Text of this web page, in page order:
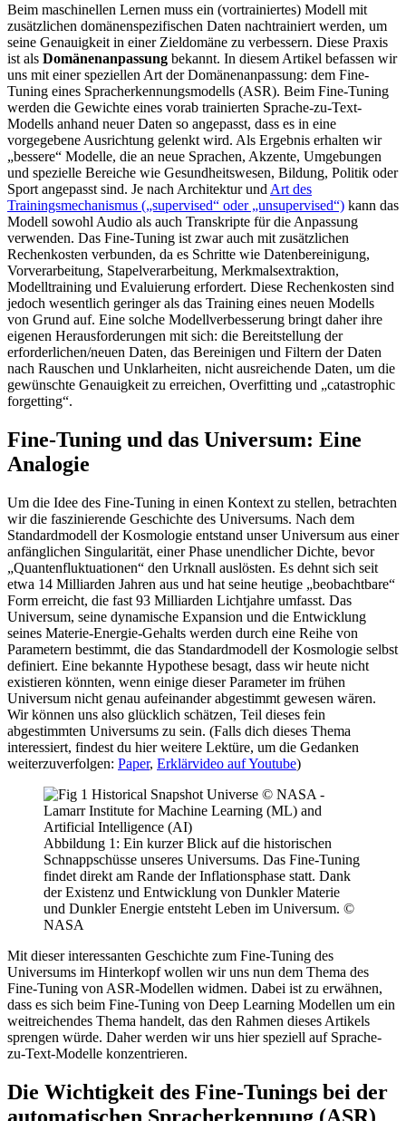
Beim maschinellen Lernen muss ein (vortrainiertes) Modell mit
zusätzlichen domänenspezifischen Daten nachtrainiert werden, um
seine Genauigkeit in einer Zieldomäne zu verbessern. Diese Praxis
ist als Domänenanpassung bekannt. In diesem Artikel befassen wir
uns mit einer speziellen Art der Domänenanpassung: dem Fine-
Tuning eines Spracherkennungsmodells (ASR). Beim Fine-Tuning
werden die Gewichte eines vorab trainierten Sprache-zu-Text-
Modells anhand neuer Daten so angepasst, dass es in eine
vorgegebene Ausrichtung gelenkt wird. Als Ergebnis erhalten wir
„bessere“ Modelle, die an neue Sprachen, Akzente, Umgebungen
und spezielle Bereiche wie Gesundheitswesen, Bildung, Politik oder
Sport angepasst sind. Je nach Architektur und Art des
Trainingsmechanismus („supervised“ oder „unsupervised“) kann das
Modell sowohl Audio als auch Transkripte für die Anpassung
verwenden. Das Fine-Tuning ist zwar auch mit zusätzlichen
Rechenkosten verbunden, da es Schritte wie Datenbereinigung,
Vorverarbeitung, Stapelverarbeitung, Merkmalsextraktion,
Modelltraining und Evaluierung erfordert. Diese Rechenkosten sind
jedoch wesentlich geringer als das Training eines neuen Modells
von Grund auf. Eine solche Modellverbesserung bringt daher ihre
eigenen Herausforderungen mit sich: die Bereitstellung der
erforderlichen/neuen Daten, das Bereinigen und Filtern der Daten
nach Rauschen und Unklarheiten, nicht ausreichende Daten, um die
gewünschte Genauigkeit zu erreichen, Overfitting und „catastrophic
forgetting“.
Fine-Tuning und das Universum: Eine
Analogie
Um die Idee des Fine-Tuning in einen Kontext zu stellen, betrachten
wir die faszinierende Geschichte des Universums. Nach dem
Standardmodell der Kosmologie entstand unser Universum aus einer
anfänglichen Singularität, einer Phase unendlicher Dichte, bevor
„Quantenfluktuationen“ den Urknall auslösten. Es dehnt sich seit
etwa 14 Milliarden Jahren aus und hat seine heutige „beobachtbare“
Form erreicht, die fast 93 Milliarden Lichtjahre umfasst. Das
Universum, seine dynamische Expansion und die Entwicklung
seines Materie-Energie-Gehalts werden durch eine Reihe von
Parametern bestimmt, die das Standardmodell der Kosmologie selbst
definiert. Eine bekannte Hypothese besagt, dass wir heute nicht
existieren könnten, wenn einige dieser Parameter im frühen
Universum nicht genau aufeinander abgestimmt gewesen wären.
Wir können uns also glücklich schätzen, Teil dieses fein
abgestimmten Universums zu sein. (Falls dich dieses Thema
interessiert, findest du hier weitere Lektüre, um die Gedanken
weiterzuverfolgen: Paper, Erklärvideo auf Youtube)
Abbildung 1: Ein kurzer Blick auf die historischen
Schnappschüsse unseres Universums. Das Fine-Tuning
findet direkt am Rande der Inflationsphase statt. Dank
der Existenz und Entwicklung von Dunkler Materie
und Dunkler Energie entsteht Leben im Universum. ©
NASA
Mit dieser interessanten Geschichte zum Fine-Tuning des
Universums im Hinterkopf wollen wir uns nun dem Thema des
Fine-Tuning von ASR-Modellen widmen. Dabei ist zu erwähnen,
dass es sich beim Fine-Tuning von Deep Learning Modellen um ein
weitreichendes Thema handelt, das den Rahmen dieses Artikels
sprengen würde. Daher werden wir uns hier speziell auf Sprache-
zu-Text-Modelle konzentrieren.
Die Wichtigkeit des Fine-Tunings bei der
automatischen Spracherkennung (ASR)